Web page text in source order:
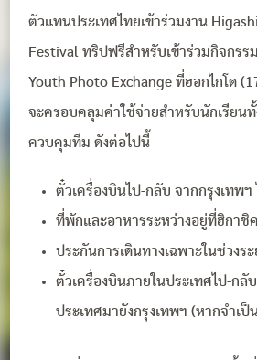
ตัวแทนประเทศไทยเข้าร่วมงาน
Festival ทริปฟรีสำหรับเข้าร่วมกิจกรร
Youth Photo Exchange ที่ฮอกไกโด
จะครอบคลุมค่าใช้จ่ายสำหรับนักเรียน
ควบคุมทีม ดังต่อไปนี้
ตั๋วเครื่องบินไป-กลับ จากกรุงเทพฯ
ที่พักและอาหารระหว่างอยู่ที่ฮิกาชิ
ประกันการเดินทางเฉพาะในช่วงร
ตั๋วเครื่องบินภายในประเทศไป-ก
ประเทศมายังกรุงเทพฯ (หากจำเป็